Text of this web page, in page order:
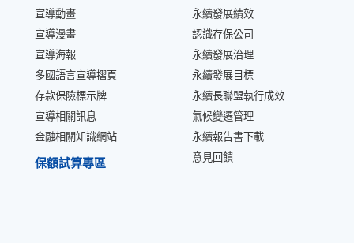
宣導動畫
宣導漫畫
宣導海報
多國語言宣導摺頁
存款保險標示牌
宣導相關訊息
金融相關知識網站
永續發展績效
認識存保公司
永續發展治理
永續發展目標
永續長聯盟執行成效
氣候變遷管理
永續報告書下載
意見回饋
保額試算專區